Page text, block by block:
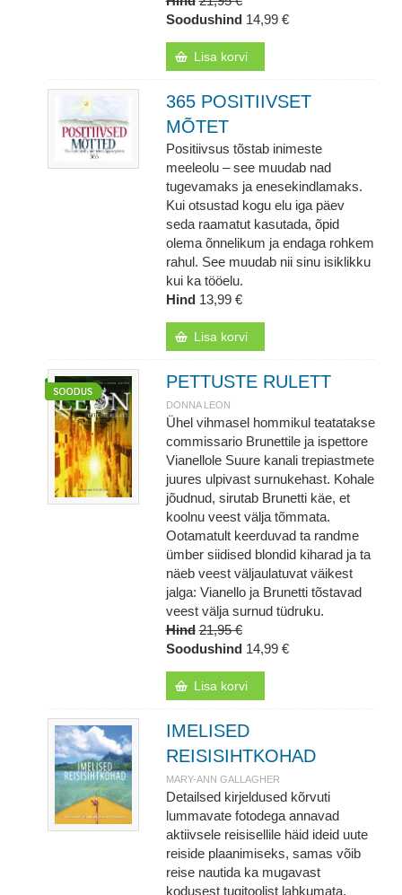
Soodushind 14,99 €
Lisa korvi
365 POSITIIVSET
MÕTET
Positiivsus tõstab inimeste
meeleolu – see muudab nad
tugevamaks ja enesekindlamaks.
Kui otsustad kogu elu iga päev
seda raamatut kasutada, õpid
olema õnnelikum ja endaga rohkem
rahul. See muudab nii sinu isiklikku
kui ka tööelu.
Hind 13,99 €
Lisa korvi
PETTUSTE RULETT
DONNA LEON
Ühel vihmasel hommikul teatatakse
commissario Brunettile ja ispettore
Vianellole Suure kanali trepiastmete
juures ulpivast surnukehast. Kohale
jõudnud, sirutab Brunetti käe, et
koolnu veest välja tõmmata.
Ootamatult keerduvad ta randme
ümber siidised blondid kiharad ja ta
näeb veest väljaulatuvat väikest
jalga: Vianello ja Brunetti tõstavad
veest välja surnud tüdruku.
Hind 21,95 €
Soodushind 14,99 €
Lisa korvi
IMELISED
REISISIHTKOHAD
MARY-ANN GALLAGHER
Detailsed kirjeldused kõrvuti
lummavate fotodega annavad
aktiivsele reisisellile häid ideid uute
reiside plaanimiseks, samas võib
reise nautida ka mugavast
kodusest tugitoolist lahkumata.